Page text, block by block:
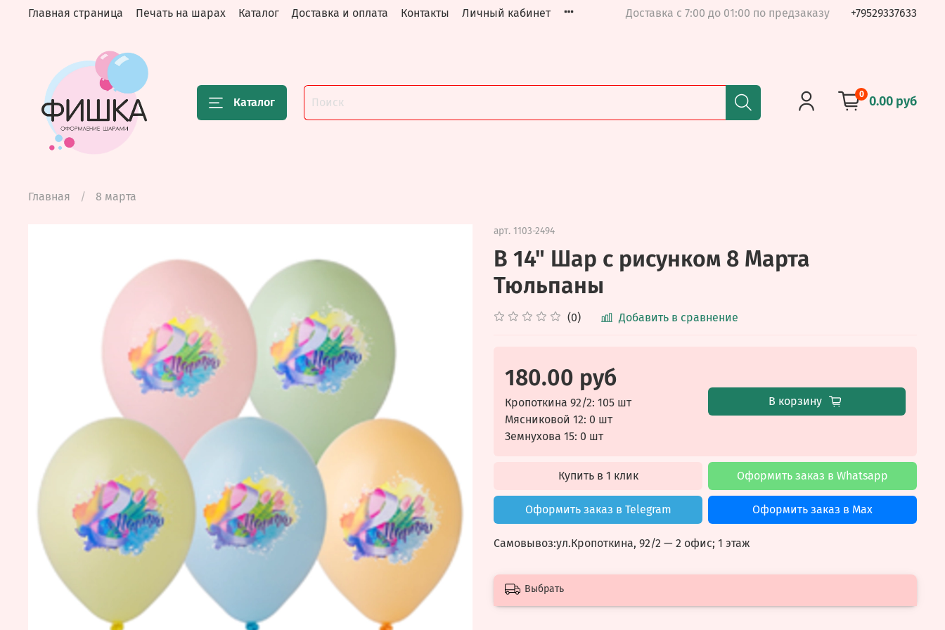
Главная страница Печать на шарах Каталог Доставка и оплата Контакты Личный кабинет Доставка с 7:00 до 01:00 по предзаказу +79529337633
Каталог
0 0.00 руб
Главная 8 марта
арт. 1103-2494
B 14" Шар с рисунком 8 Марта
Тюльпаны
(0) Добавить в сравнение
180.00 руб
Кропоткина 92/2: 105 шт
Мясниковой 12: 0 шт
Земнухова 15: 0 шт
В корзину
Купить в 1 клик Оформить заказ в Whatsapp
Оформить заказ в Telegram Оформить заказ в Max
Самовывоз:ул.Кропоткина, 92/2 — 2 офис; 1 этаж
Выбрать